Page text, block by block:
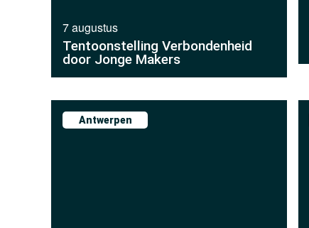
7 augustus
Tentoonstelling Verbondenheid
door Jonge Makers
Antwerpen